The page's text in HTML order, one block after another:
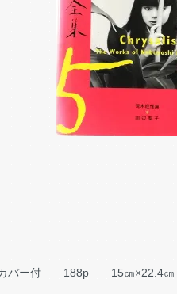
ー付 188p 15㎝×22.4㎝